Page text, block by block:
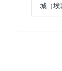
城（埃